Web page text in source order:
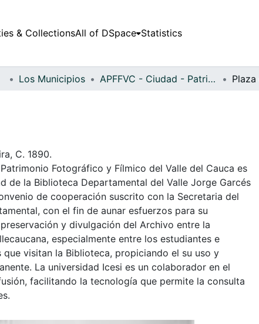
& CollectionsAll of DSpace Statistics
Los Municipios APFFVC - Ciudad - Patrimonial
C. 1890.
Fotográfico y Fílmico del Valle del Cauca es
de la Biblioteca Departamental del Valle Jorge Garcés
de cooperación suscrito con la Secretaria del
con el fin de aunar esfuerzos para su
y divulgación del Archivo entre la
especialmente entre los estudiantes e
que visitan la Biblioteca, propiciando el su uso y
La universidad Icesi es un colaborador en el
facilitando la tecnología que permite la consulta